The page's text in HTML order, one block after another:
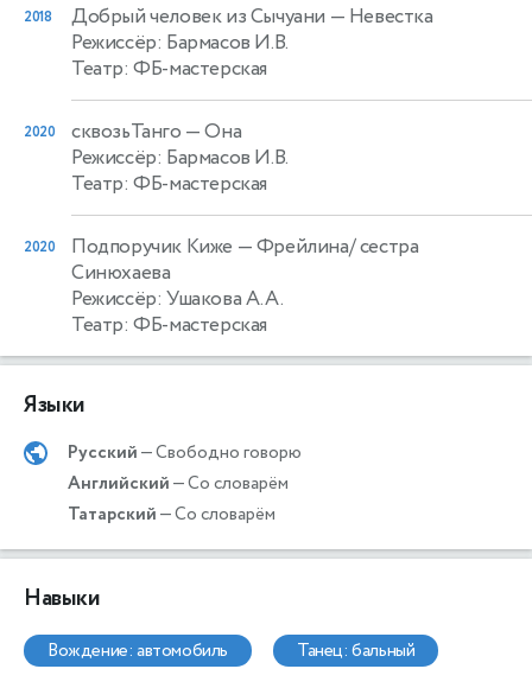
2018 Добрый человек из Сычуани — Невестка
Режиссёр: Бармасов И.В.
Театр: ФБ-мастерская
2020 сквозьТанго — Она
Режиссёр: Бармасов И.В.
Театр: ФБ-мастерская
2020 Подпоручик Киже — Фрейлина/ сестра
Синюхаева
Режиссёр: Ушакова А.А.
Театр: ФБ-мастерская
Языки
Русский— Свободно говорю
Английский— Со словарём
Татарский— Со словарём
Навыки
вождение: автомобиль танец: бальный